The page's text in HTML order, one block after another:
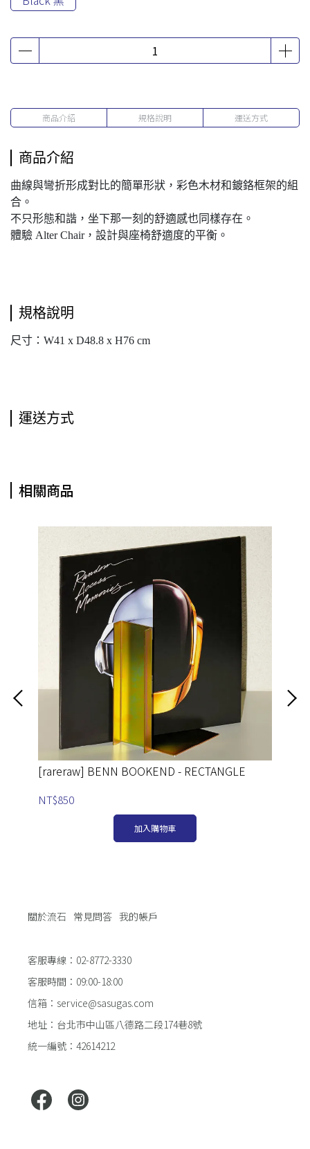
商品介紹 規格說明 運送方式
商品介紹
曲線與彎折形成對比的簡單形狀，彩色木材和鍍鉻框架的組
合。
不只形態和諧，坐下那一刻的舒適感也同樣存在。
體驗 Alter Chair，設計與座椅舒適度的平衡。
規格說明
尺寸：W41 x D48.8 x H76 cm
運送方式
相關商品
[rareraw] BENN BOOKEND - RECTANGLE
NT$850
加入購物車
關於流石 常見問答 我的帳戶
客服專線：02-8772-3330
客服時間：09:00-18:00
信箱：service@sasugas.com
地址：台北市中山區八德路二段174巷8號
統一編號：42614212